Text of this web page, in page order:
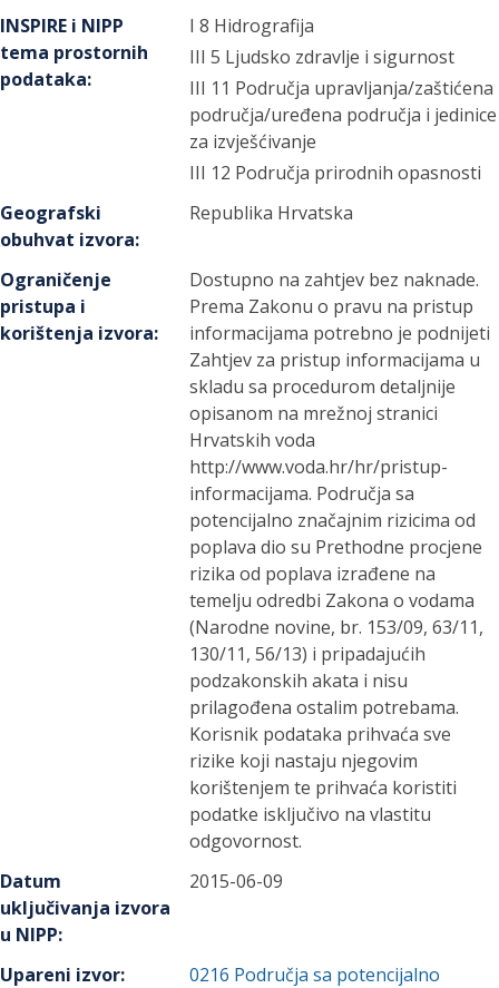
INSPIRE i NIPP
tema prostornih
podataka:
I 8 Hidrografija
III 5 Ljudsko zdravlje i sigurnost
III 11 Područja upravljanja/zaštićena
područja/uređena područja i jedinice
za izvješćivanje
III 12 Područja prirodnih opasnosti
Geografski
obuhvat izvora:
Republika Hrvatska
Ograničenje
pristupa i
korištenja izvora:
Dostupno na zahtjev bez naknade.
Prema Zakonu o pravu na pristup
informacijama potrebno je podnijeti
Zahtjev za pristup informacijama u
skladu sa procedurom detaljnije
opisanom na mrežnoj stranici
Hrvatskih voda
http://www.voda.hr/hr/pristup-
informacijama. Područja sa
potencijalno značajnim rizicima od
poplava dio su Prethodne procjene
rizika od poplava izrađene na
temelju odredbi Zakona o vodama
(Narodne novine, br. 153/09, 63/11,
130/11, 56/13) i pripadajućih
podzakonskih akata i nisu
prilagođena ostalim potrebama.
Korisnik podataka prihvaća sve
rizike koji nastaju njegovim
korištenjem te prihvaća koristiti
podatke isključivo na vlastitu
odgovornost.
Datum
uključivanja izvora
u NIPP:
2015-06-09
Upareni izvor: 0216 Područja sa potencijalno